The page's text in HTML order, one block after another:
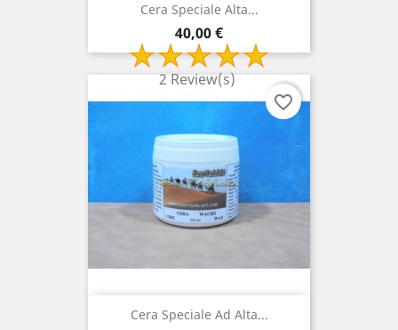
Cera Speciale Alta...
Prezzo
40,00 €
2 Review(s)
Cera Speciale Ad Alta...
favorite_border